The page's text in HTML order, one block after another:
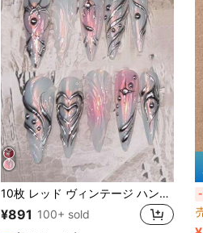
10枚 レッド ヴィンテージ ハンドメイド ネイルステッカー、Y2Kスタイル、レトロ フェイクネイル、ネイルアートセット、ハンドメイドネイル、キャットアイネイル、サマーネイル、ハンドメイドフェイクネイル、女の子と女性の日常着またはパーティーに適しています
¥891 100+ sold